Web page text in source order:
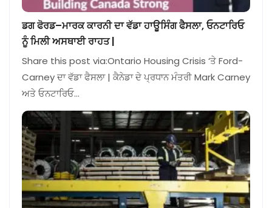
ਡਗ ਫੋਰਡ–ਮਾਰਕ ਕਾਰਨੀ ਦਾ ਵੱਡਾ ਹਾਊਸਿੰਗ ਫੈਸਲਾ, ਓਨਟਾਰਿਓ
ਨੂੰ ਮਿਲੀ ਅਸਥਾਈ ਰਾਹਤ |
Share this post via:Ontario Housing Crisis ‘ਤੇ Ford-
Carney ਦਾ ਵੱਡਾ ਫੈਸਲਾ | ਕੈਨੇਡਾ ਦੇ ਪ੍ਰਧਾਨ ਮੰਤਰੀ Mark Carney
ਅਤੇ ਓਨਟਾਰਿਓ…